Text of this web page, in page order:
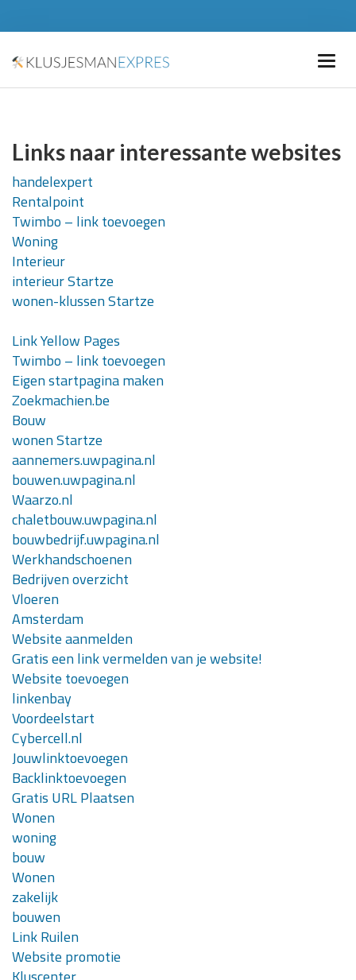
Links naar interessante websites
handelexpert
Rentalpoint
Twimbo – link toevoegen
Woning
Interieur
interieur Startze
wonen-klussen Startze
Link Yellow Pages
Twimbo – link toevoegen
Eigen startpagina maken
Zoekmachien.be
Bouw
wonen Startze
aannemers.uwpagina.nl
bouwen.uwpagina.nl
Waarzo.nl
chaletbouw.uwpagina.nl
bouwbedrijf.uwpagina.nl
Werkhandschoenen
Bedrijven overzicht
Vloeren
Amsterdam
Website aanmelden
Gratis een link vermelden van je website!
Website toevoegen
linkenbay
Voordeelstart
Cybercell.nl
Jouwlinktoevoegen
Backlinktoevoegen
Gratis URL Plaatsen
Wonen
woning
bouw
Wonen
zakelijk
bouwen
Link Ruilen
Website promotie